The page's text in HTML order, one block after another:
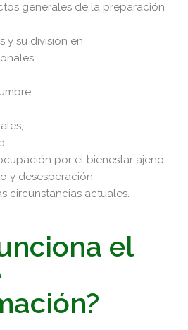
generales de la preparación
y su división en
por el bienestar ajeno
y desesperación
circunstancias actuales.
el